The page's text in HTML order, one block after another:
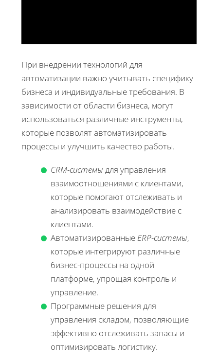
При внедрении технологий для
автоматизации важно учитывать специфику
бизнеса и индивидуальные требования. В
зависимости от области бизнеса, могут
использоваться различные инструменты,
которые позволят автоматизировать
процессы и улучшить качество работы.
CRM-системы для управления
взаимоотношениями с клиентами,
которые помогают отслеживать и
анализировать взаимодействие с
клиентами.
Автоматизированные ERP-системы,
которые интегрируют различные
бизнес-процессы на одной
платформе, упрощая контроль и
управление.
Программные решения для
управления складом, позволяющие
эффективно отслеживать запасы и
оптимизировать логистику.